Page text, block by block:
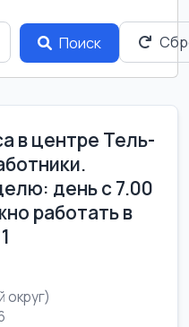
Поиск
в центре Тель-
день с 7.00
работать в
округ)